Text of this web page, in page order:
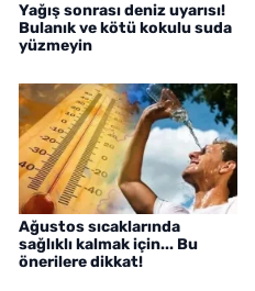
Yağış sonrası deniz uyarısı!
Bulanık ve kötü kokulu suda
yüzmeyin
Ağustos sıcaklarında
sağlıklı kalmak için... Bu
önerilere dikkat!